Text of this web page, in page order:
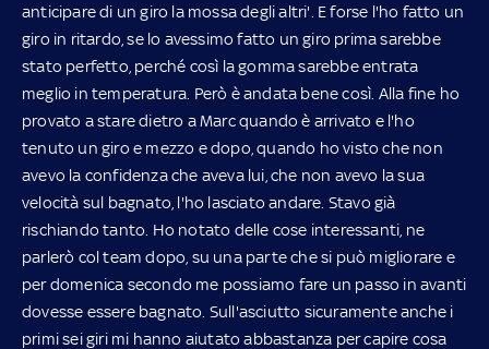
anticipare di un giro la mossa degli altri'. E forse l'ho fatto un
giro in ritardo, se lo avessimo fatto un giro prima sarebbe
stato perfetto, perché così la gomma sarebbe entrata
meglio in temperatura. Però è andata bene così. Alla fine ho
provato a stare dietro a Marc quando è arrivato e l'ho
tenuto un giro e mezzo e dopo, quando ho visto che non
avevo la confidenza che aveva lui, che non avevo la sua
velocità sul bagnato, l'ho lasciato andare. Stavo già
rischiando tanto. Ho notato delle cose interessanti, ne
parlerò col team dopo, su una parte che si può migliorare e
per domenica secondo me possiamo fare un passo in avanti
dovesse essere bagnato. Sull'asciutto sicuramente anche i
primi sei giri mi hanno aiutato abbastanza per capire cosa